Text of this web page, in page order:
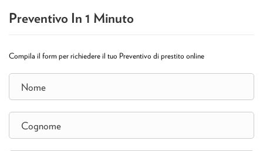
Preventivo In 1 Minuto
Compila il form per richiedere il tuo Preventivo di prestito online